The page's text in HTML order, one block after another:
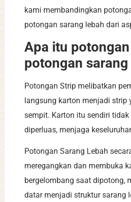
kami membandingkan
potongan sarang lebah dari
Apa itu
potongan sarang
Potongan Strip melibatkan
langsung karton menjadi strip
sempit. Karton itu sendiri
diperluas, menjaga
Potongan Sarang Lebah
meregangkan dan membuka
bergelombang saat dipotong,
datar menjadi struktur sarang